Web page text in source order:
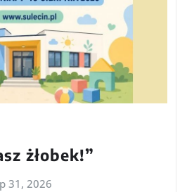
żłobek!”
31, 2026